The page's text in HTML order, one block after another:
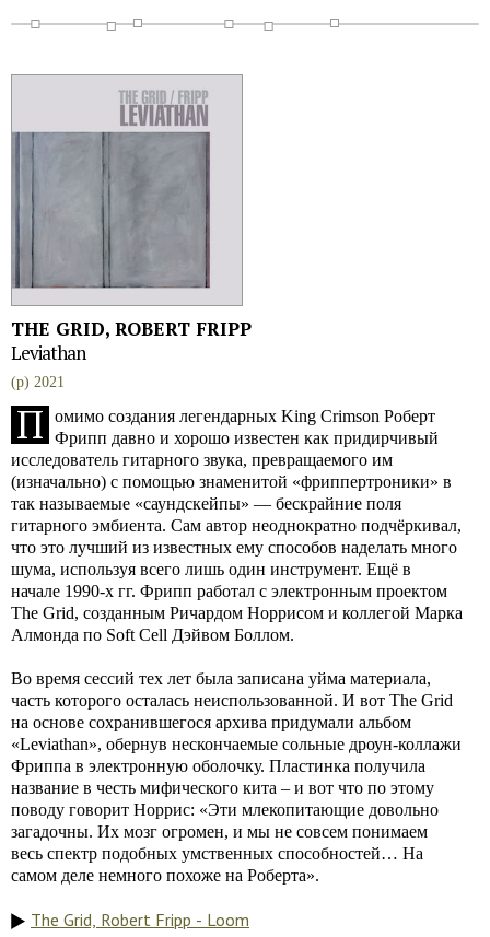
THE GRID, ROBERT FRIPP
Leviathan
(p) 2021
П
омимо создания легендарных King Crimson Роберт
Фрипп давно и хорошо известен как придирчивый
исследователь гитарного звука, превращаемого им
(изначально) с помощью знаменитой «фриппертроники» в
так называемые «саундскейпы» — бескрайние поля
гитарного эмбиента. Сам автор неоднократно подчёркивал,
что это лучший из известных ему способов наделать много
шума, используя всего лишь один инструмент. Ещё в
начале 1990-х гг. Фрипп работал с электронным проектом
The Grid, созданным Ричардом Норрисом и коллегой Марка
Алмонда по Soft Cell Дэйвом Боллом.
Во время сессий тех лет была записана уйма материала,
часть которого осталась неиспользованной. И вот The Grid
на основе сохранившегося архива придумали альбом
«Leviathan», обернув нескончаемые сольные дроун-коллажи
Фриппа в электронную оболочку. Пластинка получила
название в честь мифического кита – и вот что по этому
поводу говорит Норрис: «Эти млекопитающие довольно
загадочны. Их мозг огромен, и мы не совсем понимаем
весь спектр подобных умственных способностей… На
самом деле немного похоже на Роберта».
The Grid, Robert Fripp - Loom